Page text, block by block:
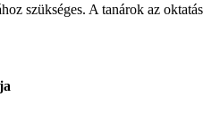
szükséges. A tanárok az